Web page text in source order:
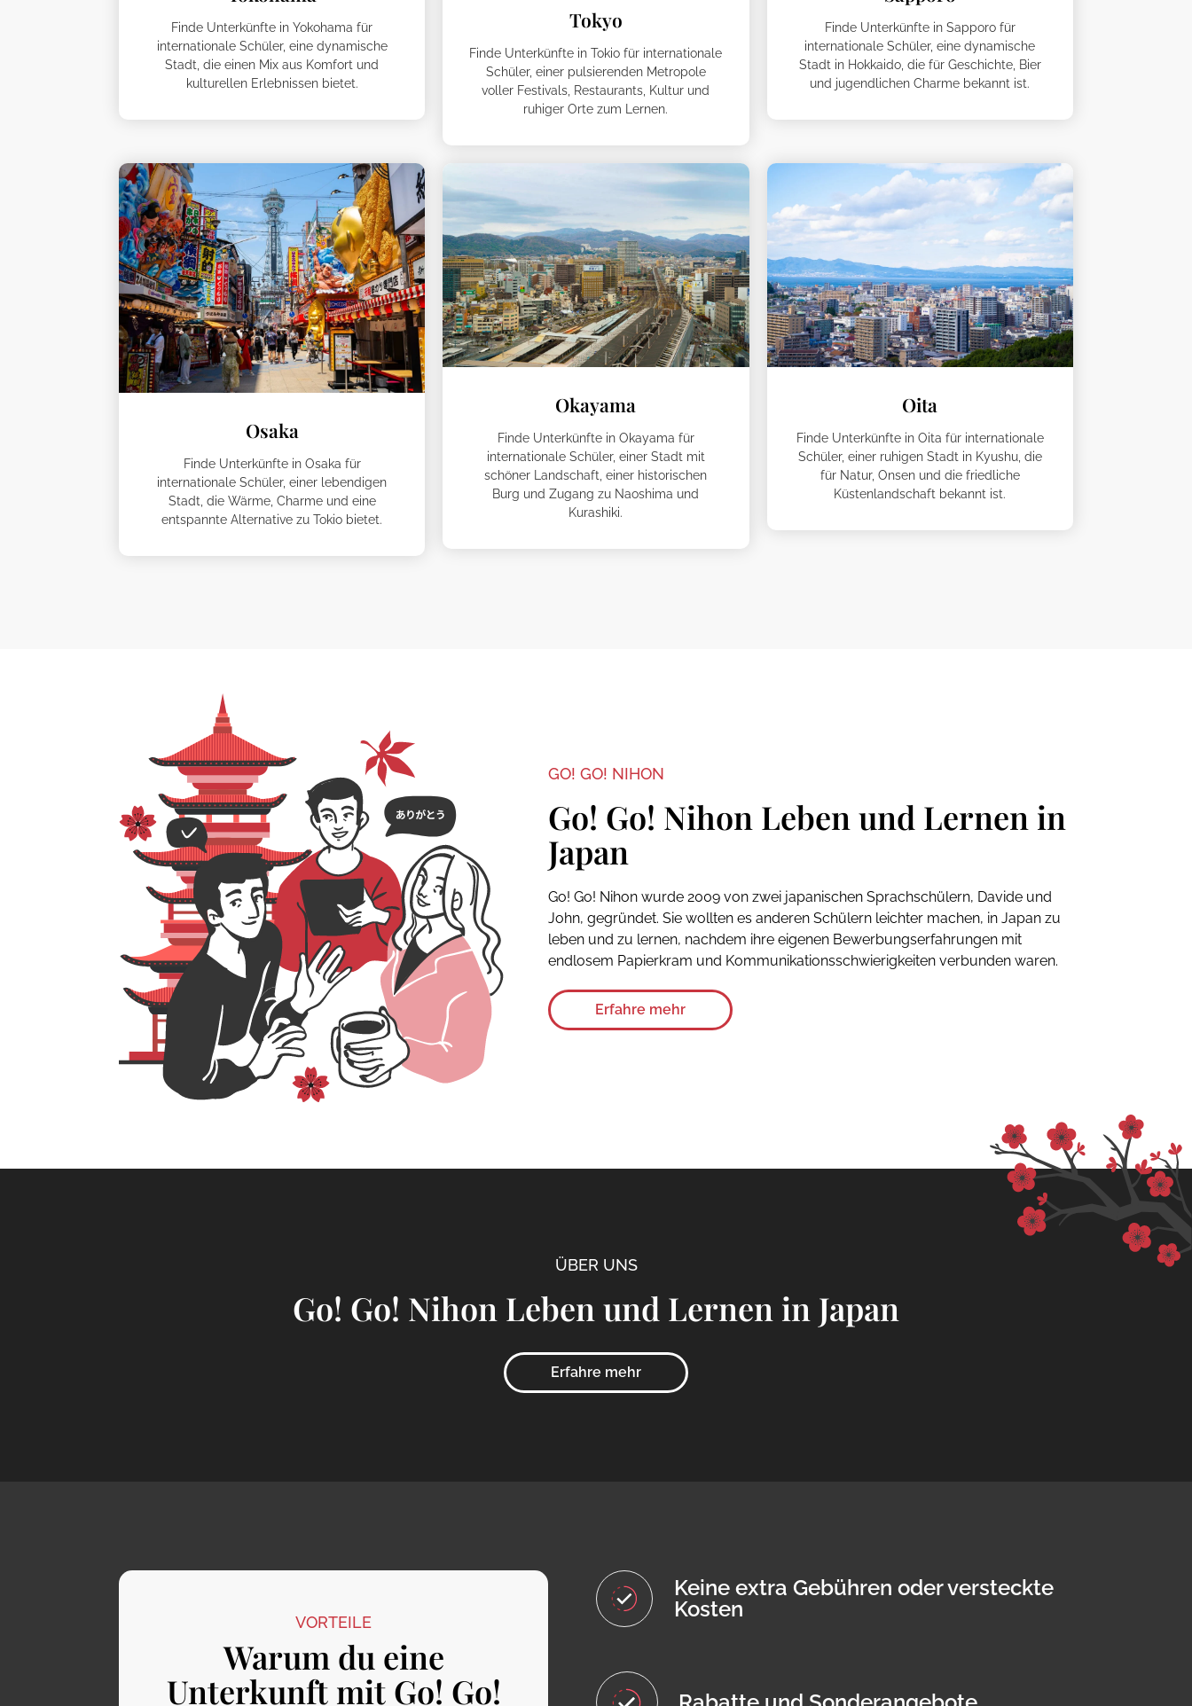
Finde Unterkünfte in Yokohama für
internationale Schüler, eine dynamische
Stadt, die einen Mix aus Komfort und
kulturellen Erlebnissen bietet.
Tokyo
Finde Unterkünfte in Tokio für internationale
Schüler, einer pulsierenden Metropole
voller Festivals, Restaurants, Kultur und
ruhiger Orte zum Lernen.
Finde Unterkünfte in Sapporo für
internationale Schüler, eine dynamische
Stadt in Hokkaido, die für Geschichte, Bier
und jugendlichen Charme bekannt ist.
Osaka
Finde Unterkünfte in Osaka für
internationale Schüler, einer lebendigen
Stadt, die Wärme, Charme und eine
entspannte Alternative zu Tokio bietet.
Okayama
Finde Unterkünfte in Okayama für
internationale Schüler, einer Stadt mit
schöner Landschaft, einer historischen
Burg und Zugang zu Naoshima und
Kurashiki.
Oita
Finde Unterkünfte in Oita für internationale
Schüler, einer ruhigen Stadt in Kyushu, die
für Natur, Onsen und die friedliche
Küstenlandschaft bekannt ist.
GO! GO! NIHON
Go! Go! Nihon Leben und Lernen in
Japan
Go! Go! Nihon wurde 2009 von zwei japanischen Sprachschülern, Davide und
John, gegründet. Sie wollten es anderen Schülern leichter machen, in Japan zu
leben und zu lernen, nachdem ihre eigenen Bewerbungserfahrungen mit
endlosem Papierkram und Kommunikationsschwierigkeiten verbunden waren.
Erfahre mehr
ÜBER UNS
Go! Go! Nihon Leben und Lernen in Japan
Erfahre mehr
VORTEILE
Warum du eine
Unterkunft mit Go! Go!
Keine extra Gebühren oder versteckte
Kosten